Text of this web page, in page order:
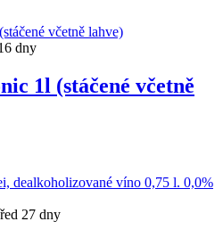
dny
1l (stáčené včetně
27 dny